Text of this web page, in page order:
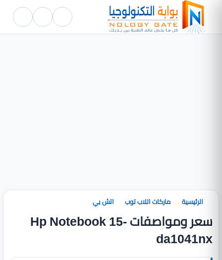
الرئيسية ماركات اللاب توب اتش بي
سعر ومواصفات Hp Notebook 15-
da1041nx